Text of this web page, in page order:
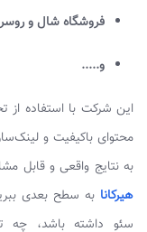
فروشگاه شال و
و.....
این شرکت با استفاده از
محتوای باکیفیت و
به نتایج واقعی و قابل
هیرکانا به سطح بعدی
سئو داشته باشد، چه